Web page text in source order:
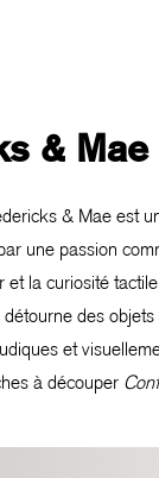
& Mae
& Mae est
une passion
et la curiosité
des
et
à découper